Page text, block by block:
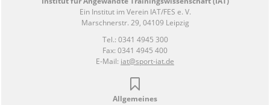
Ein Institut im Verein IAT/FES e. V.
Marschnerstr. 29, 04109 Leipzig
Tel.: 0341 4945 300
Fax: 0341 4945 400
E-Mail: iat@sport-iat.de
Allgemeines